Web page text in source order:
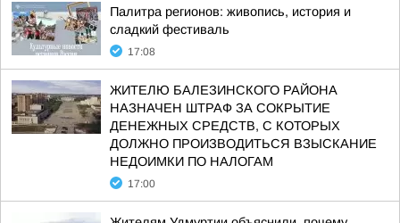
Палитра регионов: живопись, история и
сладкий фестиваль
17:08
ЖИТЕЛЮ БАЛЕЗИНСКОГО РАЙОНА
НАЗНАЧЕН ШТРАФ ЗА СОКРЫТИЕ
ДЕНЕЖНЫХ СРЕДСТВ, С КОТОРЫХ
ДОЛЖНО ПРОИЗВОДИТЬСЯ ВЗЫСКАНИЕ
НЕДОИМКИ ПО НАЛОГАМ
17:00